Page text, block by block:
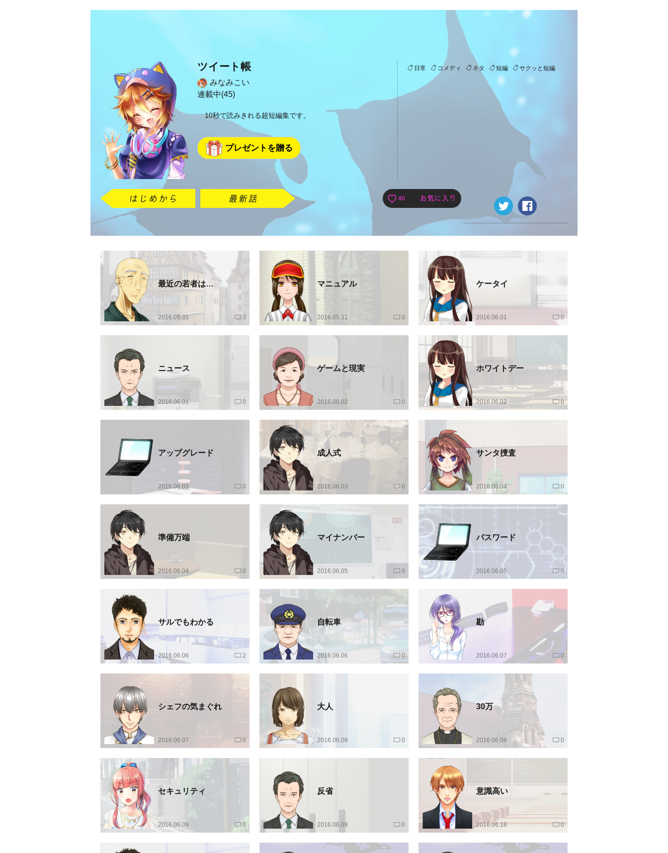
ツイート帳
みなみこい
連載中(45)
10秒で読みきれる超短編集です。
プレゼントを贈る
日常 コメディ ネタ 短編 サクッと短編
46
最近の若者は…
2016.05.31 3
マニュアル
2016.05.31 0
ケータイ
2016.06.01 0
ニュース
2016.06.01 0
ゲームと現実
2016.06.02 0
ホワイトデー
2016.06.02 0
アップグレード
2016.06.03 0
成人式
2016.06.03 0
サンタ捜査
2016.06.04 0
準備万端
2016.06.04 0
マイナンバー
2016.06.05 0
パスワード
2016.06.05 0
サルでもわかる
2016.06.06 2
自転車
2016.06.06 0
勘
2016.06.07 0
シェフの気まぐれ
2016.06.07 0
大人
2016.06.08 0
30万
2016.06.08 0
セキュリティ
2016.06.09 0
反省
2016.06.09 0
意識高い
2016.06.18 0